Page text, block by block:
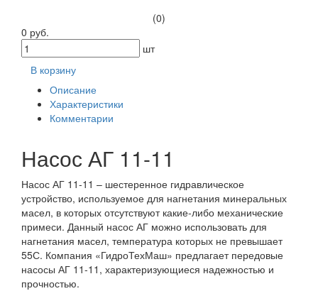
(0)
0 руб.
шт
В корзину
Описание
Характеристики
Комментарии
Насос АГ 11-11
Насос АГ 11-11 – шестеренное гидравлическое
устройство, используемое для нагнетания минеральных
масел, в которых отсутствуют какие-либо механические
примеси. Данный насос АГ можно использовать для
нагнетания масел, температура которых не превышает
55С. Компания «ГидроТехМаш» предлагает передовые
насосы АГ 11-11, характеризующиеся надежностью и
прочностью.